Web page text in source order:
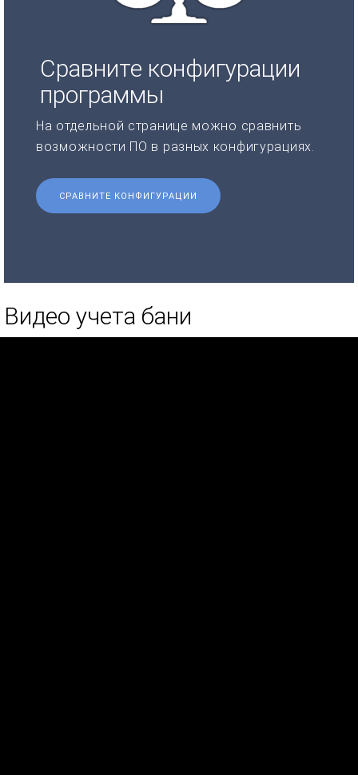
Сравните конфигурации
программы
На отдельной странице можно сравнить
возможности ПО в разных конфигурациях.
СРАВНИТЕ КОНФИГУРАЦИИ
Видео учета бани